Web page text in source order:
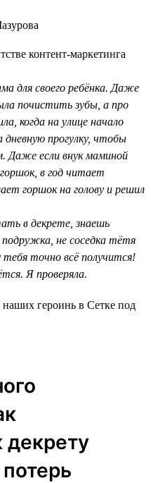
контент-маркетинга
для своего ребёнка. Даже
почистить зубы, а про
когда на улице начало
прогулку, чтобы
Даже если внук маминой
в год читает
горшок на голову и решил
в декрете, знаешь
не соседка тётя
точно всё получится!
Я проверяла.
героинь в Сетке под
декрету